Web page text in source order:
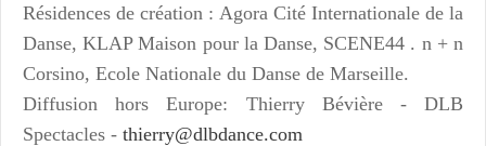
Résidences de création : Agora Cité Internationale de la
Danse, KLAP Maison pour la Danse, SCENE44 . n + n
Corsino, Ecole Nationale du Danse de Marseille.
Diffusion hors Europe: Thierry Bévière - DLB
Spectacles - thierry@dlbdance.com